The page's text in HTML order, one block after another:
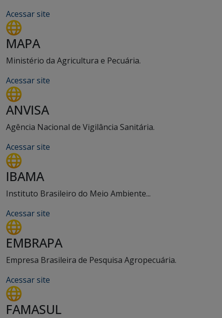
Acessar site
MAPA
Ministério da Agricultura e Pecuária.
Acessar site
ANVISA
Agência Nacional de Vigilância Sanitária.
Acessar site
IBAMA
Instituto Brasileiro do Meio Ambiente...
Acessar site
EMBRAPA
Empresa Brasileira de Pesquisa Agropecuária.
Acessar site
FAMASUL